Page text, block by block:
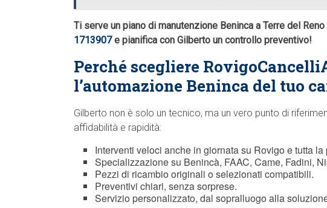
Ti serve un piano di manutenzione Beninca a Terre del
1713907e pianifica con Gilberto un controllo preventivo!
Perché scegliere
l’automazione Beninca del tuo
Gilberto non è solo un tecnico, ma un vero punto di
affidabilità e rapidità:
Interventi veloci anche in giornata su Rovigo e tutta la
Specializzazione su Benincà, FAAC, Came, Fadini,
Pezzi di ricambio originali o selezionati compatibili.
Preventivi chiari, senza sorprese.
Servizio personalizzato, dal sopralluogo alla